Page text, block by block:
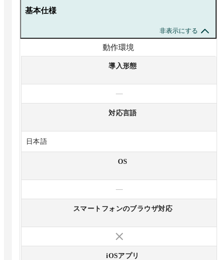
基本仕様
非表示にする
動作環境
導入形態
—
対応言語
日本語
OS
—
スマートフォンのブラウザ対応
iOSアプリ